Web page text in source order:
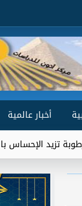
أخبار عالمية
المسجلة